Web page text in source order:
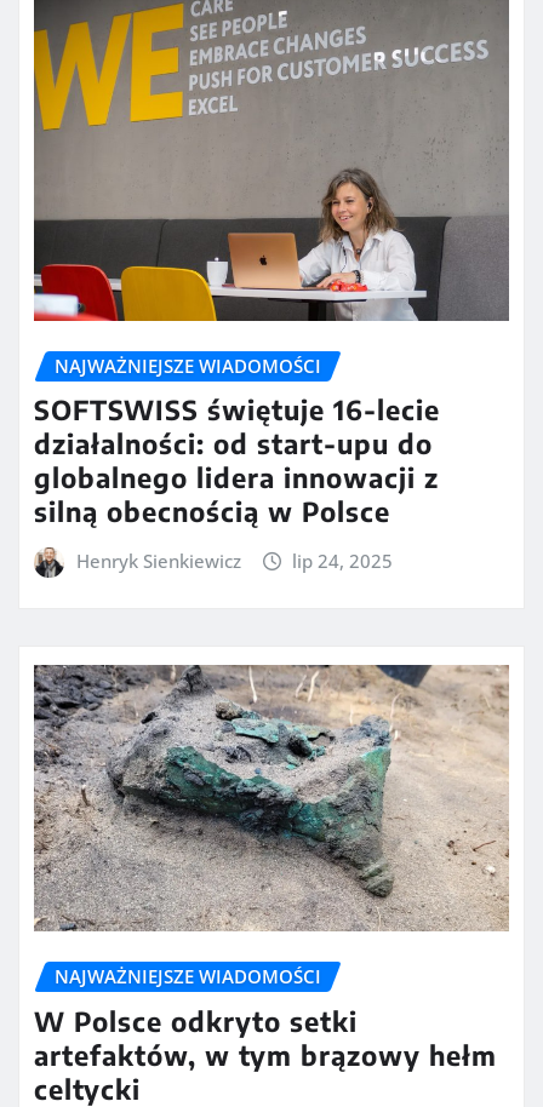
NAJWAŻNIEJSZE WIADOMOŚCI
SOFTSWISS świętuje 16-lecie
działalności: od start-upu do
globalnego lidera innowacji z
silną obecnością w Polsce
Henryk Sienkiewicz lip 24, 2025
NAJWAŻNIEJSZE WIADOMOŚCI
W Polsce odkryto setki
artefaktów, w tym brązowy hełm
celtycki